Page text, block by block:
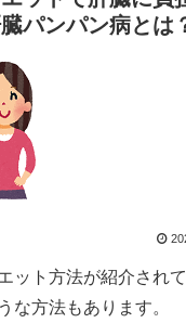
パンパン病とは
ット方法が紹介され
な方法もあります。